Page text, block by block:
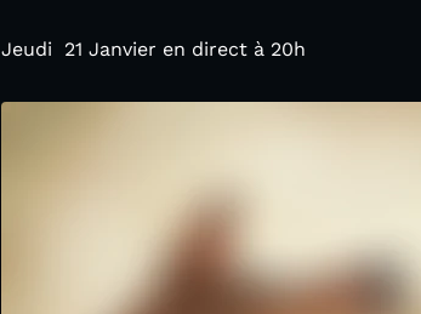
Jeudi 21 Janvier en direct à 20h